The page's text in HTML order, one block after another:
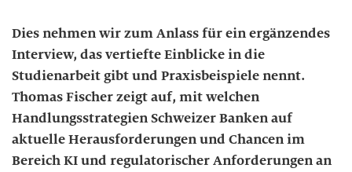
Dies nehmen wir zum Anlass für ein ergänzendes
Interview, das vertiefte Einblicke in die
Studienarbeit gibt und Praxisbeispiele nennt.
Thomas Fischer zeigt auf, mit welchen
Handlungsstrategien Schweizer Banken auf
aktuelle Herausforderungen und Chancen im
Bereich KI und regulatorischer Anforderungen an